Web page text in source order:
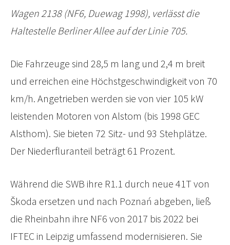
Wagen 2138 (NF6, Duewag 1998), verlässt die
Haltestelle Berliner Allee auf der Linie 705.
Die Fahrzeuge sind 28,5 m lang und 2,4 m breit
und erreichen eine Höchstgeschwindigkeit von 70
km/h. Angetrieben werden sie von vier 105 kW
leistenden Motoren von Alstom (bis 1998 GEC
Alsthom). Sie bieten 72 Sitz- und 93 Stehplätze.
Der Niederfluranteil beträgt 61 Prozent.
Während die SWB ihre R1.1 durch neue 41T von
Škoda ersetzen und nach Poznań abgeben, ließ
die Rheinbahn ihre NF6 von 2017 bis 2022 bei
IFTEC in Leipzig umfassend modernisieren. Sie